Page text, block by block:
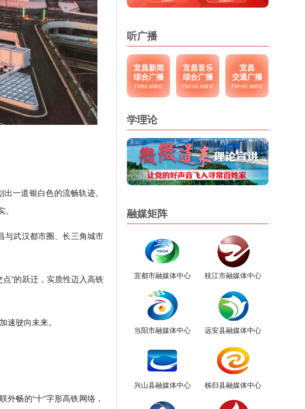
一道银白色的流畅轨迹。
与武汉都市圈、长三角城市
点”的跃迁，实质性迈入高铁
速驶向未来。
畅的“十”字形高铁网络，
听广播
宜昌新闻
综合广播
FM95.6MHZ
宜昌音乐
综合广播
FM100.6MHZ
宜昌
交通广播
FM105.9MHZ
学理论
融媒矩阵
宜都市融媒体中心 枝江市融媒体中心
当阳市融媒体中心 远安县融媒体中心
兴山县融媒体中心 秭归县融媒体中心